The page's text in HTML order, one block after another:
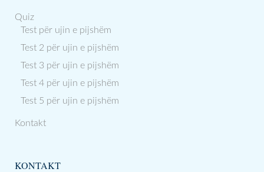
Quiz
Test për ujin e pijshëm
Test 2 për ujin e pijshëm
Test 3 për ujin e pijshëm
Test 4 për ujin e pijshëm
Test 5 për ujin e pijshëm
Kontakt
KONTAKT